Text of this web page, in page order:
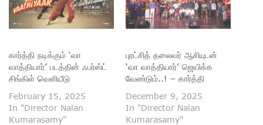
கார்த்தி நடிக்கும் ‘வா
வாத்தியார்’ படத்தின் ஃபர்ஸ்ட்
சிங்கிள் வெளியீடு
February 15, 2025
In "Director Nalan
Kumarasamy"
புரட்சித் தலைவர் ஆசியுடன்
‘வா வாத்தியார்’ ஜெயிக்க
வேண்டும்..! – கார்த்தி
December 9, 2025
In "Director Nalan
Kumarasamy"